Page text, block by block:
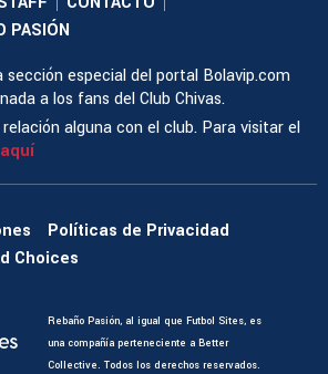
PASIÓN
sección especial del portal Bolavip.com
a los fans del Club Chivas.
alguna con el club. Para visitar el
Políticas de Privacidad
Choices
Rebaño Pasión, al igual que Futbol Sites, es
una compañía perteneciente a Better
Collective. Todos los derechos reservados.